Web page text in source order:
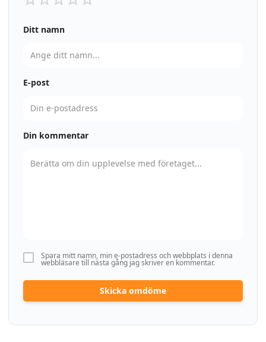
Ditt namn
E-post
Din kommentar
Spara mitt namn, min e-postadress och webbplats i denna
webbläsare till nästa gång jag skriver en kommentar.
Skicka omdöme